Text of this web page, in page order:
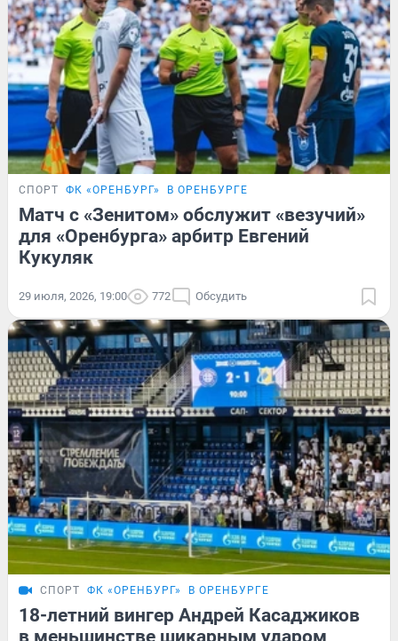
СПОРТ ФК «ОРЕНБУРГ» В ОРЕНБУРГЕ
Матч с «Зенитом» обслужит «везучий»
для «Оренбурга» арбитр Евгений
Кукуляк
29 июля, 2026, 19:00 772 Обсудить
СПОРТ ФК «ОРЕНБУРГ» В ОРЕНБУРГЕ
18-летний вингер Андрей Касаджиков
в меньшинстве шикарным ударом